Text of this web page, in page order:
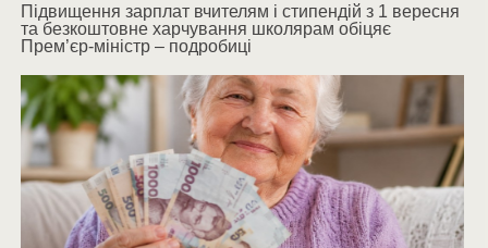
Підвищення зарплат вчителям і стипендій з 1 вересня
та безкоштовне харчування школярам обіцяє
Прем’єр-міністр – подробиці